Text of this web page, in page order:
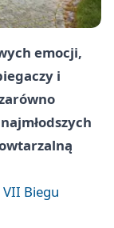
emocji,
i
Biegu